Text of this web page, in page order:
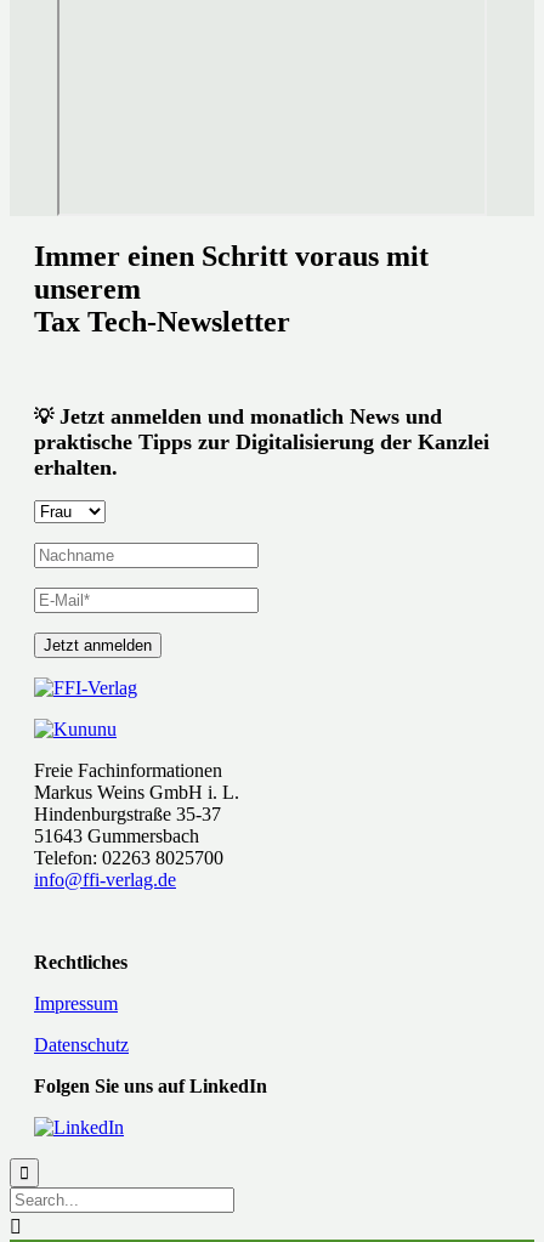
Immer einen Schritt voraus mit
unserem
Tax Tech-Newsletter
💡Jetzt anmelden und monatlich News und
praktische Tipps zur Digitalisierung der Kanzlei
erhalten.
Freie Fachinformationen
Markus Weins GmbH i. L.
Hindenburgstraße 35-37
51643 Gummersbach
Telefon: 02263 8025700
info@ffi-verlag.de
Rechtliches
Impressum
Datenschutz
Folgen Sie uns auf LinkedIn

